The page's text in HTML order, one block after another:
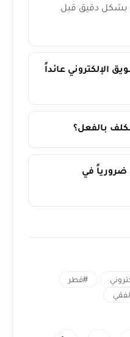
بشكل دقيق قبل
الإلكتروني عائداً
بالفعل؟
ضرورياً في
#قطر